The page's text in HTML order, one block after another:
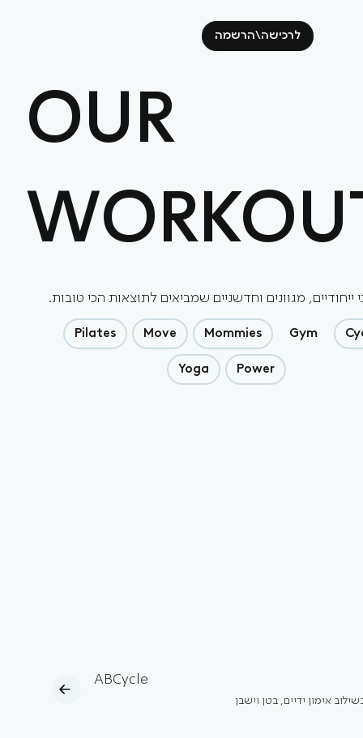
לרכישה\הרשמה
ABCycle
אימון ידיים, בטן וישבן
OUR
ייחודיים, מגוונים וחדשניים שמביאים לתוצאות הכי טובות.
Gym
Mommies
Move
Pilates
Power
Yoga